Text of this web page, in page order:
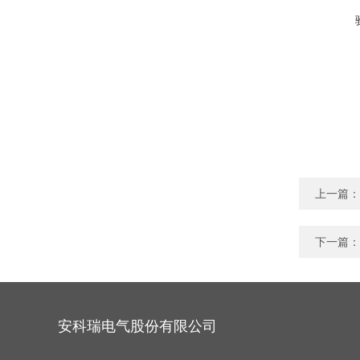
上一篇：
下一篇：
安科瑞电气股份有限公司